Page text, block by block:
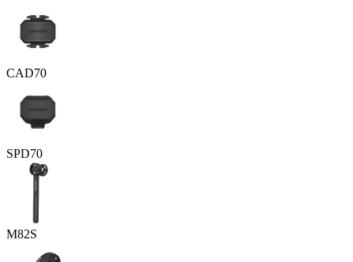
CAD70
SPD70
M82S